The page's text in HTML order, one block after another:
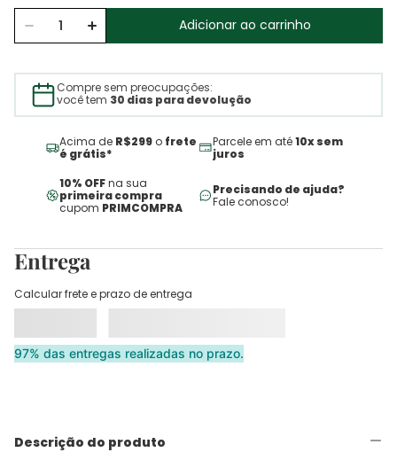
Adicionar ao carrinho
Compre sem preocupações:
você tem 30 dias para devolução
Acima de R$299 o frete
é grátis*
Parcele em até10x sem
juros
10% OFFna sua
primeira compra
cupom PRIMCOMPRA
Precisando de ajuda?
Fale conosco!
Entrega
Calcular frete e prazo de entrega
97% das entregas realizadas no prazo.
Descrição do produto